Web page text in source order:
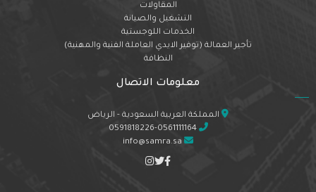
المقاولات
التشغيل والصيانة
الخدمات اللوجستية
تأجير العمالة (توفير الايدي العاملة الفنية والمهنية)
النظافة
معلومات الاتصال
المملكة العربية السعودية - الرياض
0591818226-0561111164
info@samra.sa